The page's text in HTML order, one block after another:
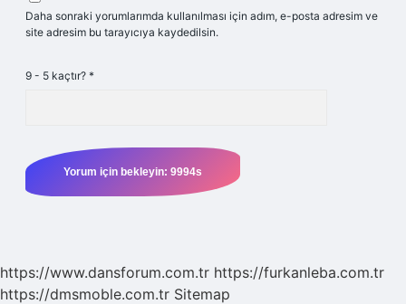
Daha sonraki yorumlarımda kullanılması için adım, e-posta adresim ve
site adresim bu tarayıcıya kaydedilsin.
9 - 5 kaçtır? *
https://www.dansforum.com.tr https://furkanleba.com.tr
https://dmsmoble.com.tr Sitemap